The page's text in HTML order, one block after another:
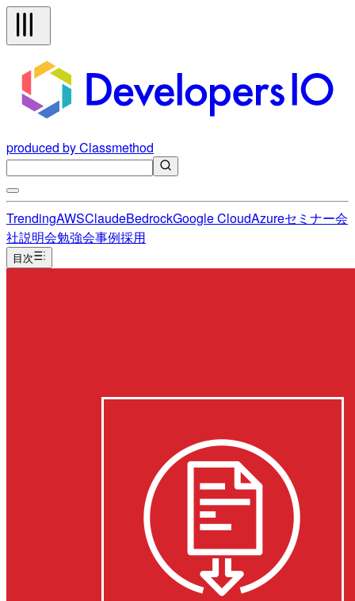
produced by Classmethod
TrendingAWSClaudeBedrockGoogle CloudAzureセミナー会
社説明会勉強会事例採用
目次